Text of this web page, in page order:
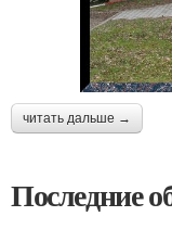
читать дальше →
Последние